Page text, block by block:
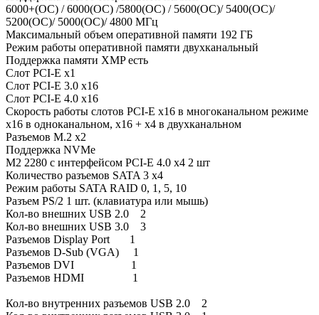
6000+(OC) / 6000(OC) /5800(OC) / 5600(OC)/ 5400(OC)/
5200(OC)/ 5000(OC)/ 4800 МГц
Максимальный объем оперативной памяти 192 ГБ
Режим работы оперативной памяти двухканальный
Поддержка памяти XMP есть
Слот PCI-E x1
Слот PCI-E 3.0 x16
Слот PCI-E 4.0 x16
Скорость работы слотов PCI-E x16 в многоканальном режиме
x16 в одноканальном, x16 + x4 в двухканальном
Разъемов M.2 х2
Поддержка NVMe
M2 2280 с интерфейсом PCI-E 4.0 х4 2 шт
Количество разъемов SATA 3 х4
Режим работы SATA RAID 0, 1, 5, 10
Разъем PS/2 1 шт. (клавиатура или мышь)
Кол-во внешних USB 2.0 2
Кол-во внешних USB 3.0 3
Разъемов Display Port 1
Разъемов D-Sub (VGA) 1
Разъемов DVI 1
Разъемов HDMI 1
Кол-во внутренних разъемов USB 2.0 2